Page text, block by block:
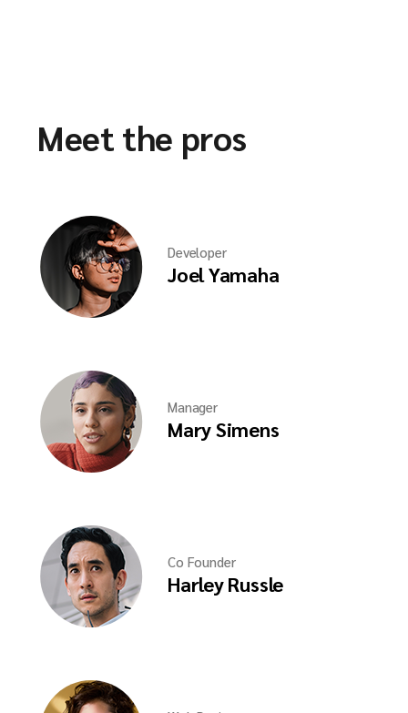
Meet the pros
Developer
Joel Yamaha
Manager
Mary Simens
Co Founder
Harley Russle